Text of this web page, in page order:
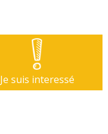
Je suis interessé